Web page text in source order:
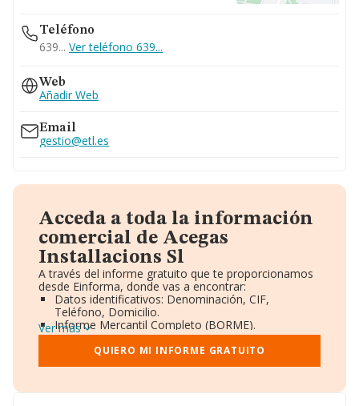
Teléfono
639... Ver teléfono 639...
Web
Añadir Web
Email
gestio@etl.es
Acceda a toda la información
comercial de Acegas
Installacions Sl
A través del informe gratuito que te proporcionamos
desde Einforma, donde vas a encontrar:
Datos identificativos: Denominación, CIF,
Teléfono, Domicilio.
Informe Mercantil Completo (BORME).
Gráficos de Evolución Ventas y Empleados.
Consejo de Administración y Administradores.
Directivos y Ejecutivos.
Ver más
QUIERO MI INFORME GRATUITO